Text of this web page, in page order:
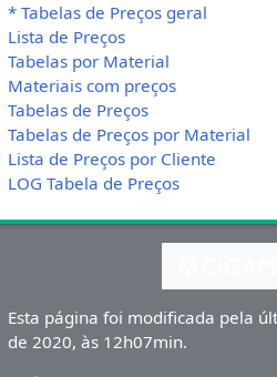
* Tabelas de Preços geral
Lista de Preços
Tabelas por Material
Materiais com preços
Tabelas de Preços
Tabelas de Preços por Material
Lista de Preços por Cliente
LOG Tabela de Preços
Esta página foi modificada pela
de 2020, às 12h07min.